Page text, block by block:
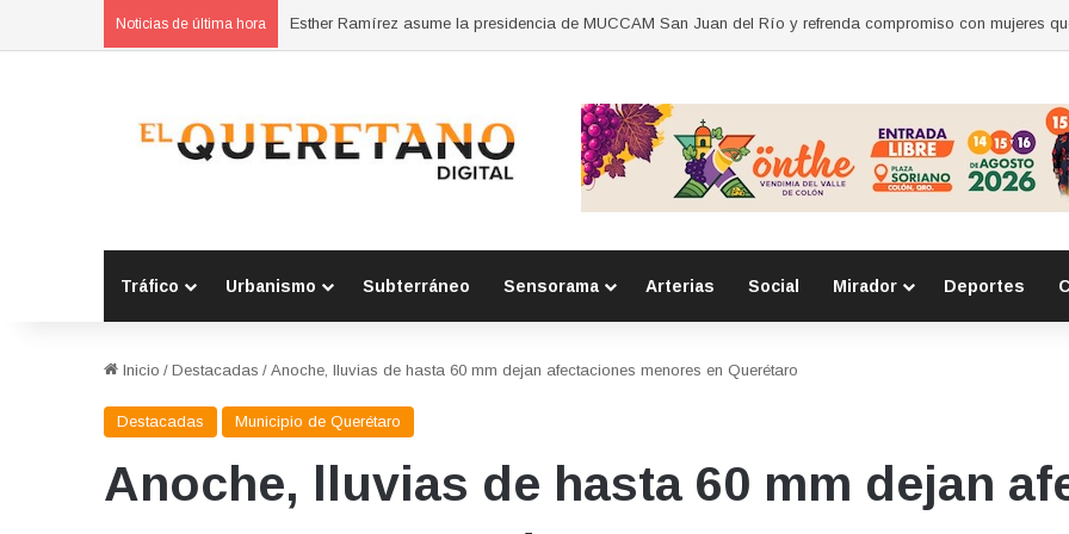
Noticias de última hora
Tráfico Urbanismo Subterráneo Sensorama Arterias Social Mirador Deportes
Inicio / Destacadas / Anoche, lluvias de hasta 60 mm dejan afectaciones menores en Querétaro
Destacadas Municipio de Querétaro
Anoche, lluvias de hasta 60 mm dejan